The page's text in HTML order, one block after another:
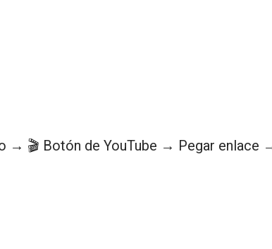
→ 🎬 Botón de YouTube → Pegar enlace